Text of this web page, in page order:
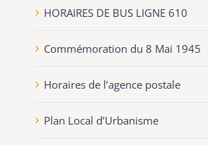
HORAIRES DE BUS LIGNE 610
Commémoration du 8 Mai 1945
Horaires de l’agence postale
Plan Local d’Urbanisme